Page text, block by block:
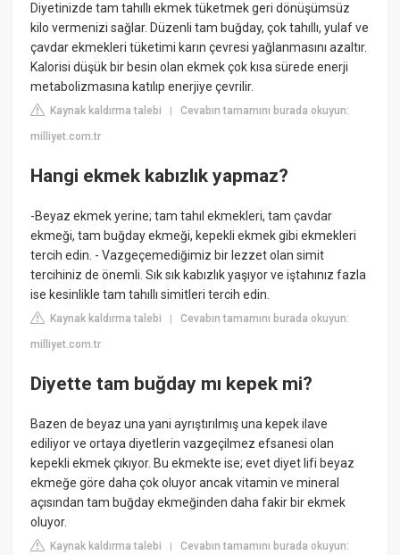
Diyetinizde tam tahıllı ekmek tüketmek geri dönüşümsüz
kilo vermenizi sağlar. Düzenli tam buğday, çok tahıllı, yulaf ve
çavdar ekmekleri tüketimi karın çevresi yağlanmasını azaltır.
Kalorisi düşük bir besin olan ekmek çok kısa sürede enerji
metabolizmasına katılıp enerjiye çevrilir.
Kaynak kaldırma talebi |Cevabın tamamını burada okuyun:
milliyet.com.tr
Hangi ekmek kabızlık yapmaz?
-Beyaz ekmek yerine; tam tahıl ekmekleri, tam çavdar
ekmeği, tam buğday ekmeği, kepekli ekmek gibi ekmekleri
tercih edin. - Vazgeçemediğimiz bir lezzet olan simit
tercihiniz de önemli. Sık sık kabızlık yaşıyor ve iştahınız fazla
ise kesinlikle tam tahıllı simitleri tercih edin.
Kaynak kaldırma talebi |Cevabın tamamını burada okuyun:
milliyet.com.tr
Diyette tam buğday mı kepek mi?
Bazen de beyaz una yani ayrıştırılmış una kepek ilave
ediliyor ve ortaya diyetlerin vazgeçilmez efsanesi olan
kepekli ekmek çıkıyor. Bu ekmekte ise; evet diyet lifi beyaz
ekmeğe göre daha çok oluyor ancak vitamin ve mineral
açısından tam buğday ekmeğinden daha fakir bir ekmek
oluyor.
Kaynak kaldırma talebi |Cevabın tamamını burada okuyun: